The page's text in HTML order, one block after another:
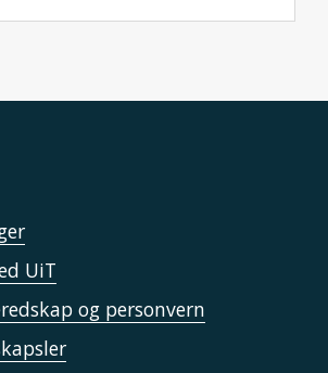
UiT
og personvern